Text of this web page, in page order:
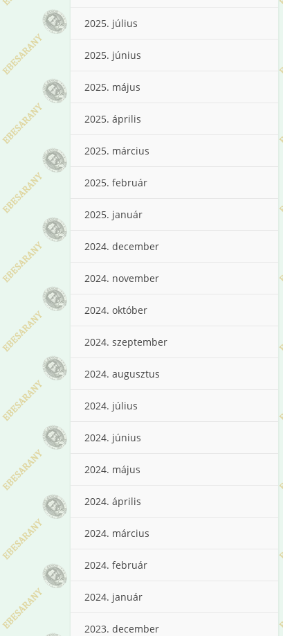
2025. július
2025. június
2025. május
2025. április
2025. március
2025. február
2025. január
2024. december
2024. november
2024. október
2024. szeptember
2024. augusztus
2024. július
2024. június
2024. május
2024. április
2024. március
2024. február
2024. január
2023. december